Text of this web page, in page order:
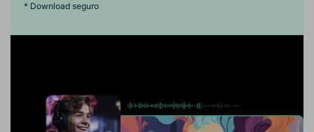
* Download seguro